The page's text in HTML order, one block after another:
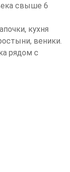
свыше 6
кухня
веники.
рядом с